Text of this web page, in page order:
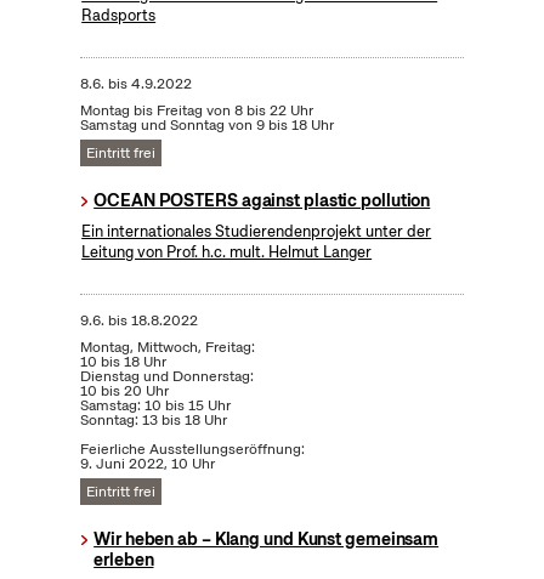
Radsports
8.6. bis4.9.2022
Montag bis Freitag von 8 bis 22 Uhr
Samstag und Sonntag von 9 bis 18 Uhr
Eintritt frei
OCEAN POSTERS against plastic pollution
Ein internationales Studierendenprojekt unter der
Leitung von Prof. h.c. mult. Helmut Langer
9.6. bis18.8.2022
Montag, Mittwoch, Freitag:
10 bis 18 Uhr
Dienstag und Donnerstag:
10 bis 20 Uhr
Samstag: 10 bis 15 Uhr
Sonntag: 13 bis 18 Uhr
Feierliche Ausstellungseröffnung:
9. Juni 2022, 10 Uhr
Eintritt frei
Wir heben ab – Klang und Kunst gemeinsam
erleben